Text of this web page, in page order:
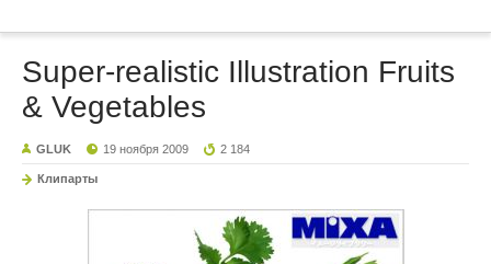
Super-realistic Illustration Fruits
& Vegetables
GLUK 19 ноября 2009 2 184
Клипарты